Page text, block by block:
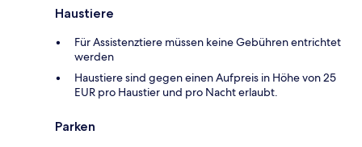
Haustiere
Für Assistenztiere müssen keine Gebühren entrichtet
werden
Haustiere sind gegen einen Aufpreis in Höhe von 25
EUR pro Haustier und pro Nacht erlaubt.
Parken